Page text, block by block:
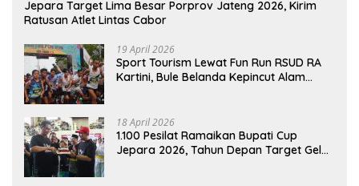
Jepara Target Lima Besar Porprov Jateng 2026, Kirim
Ratusan Atlet Lintas Cabor
19 April 2026
Sport Tourism Lewat Fun Run RSUD RA
Kartini, Bule Belanda Kepincut Alam
18 April 2026
1.100 Pesilat Ramaikan Bupati Cup
Jepara 2026, Tahun Depan Target Gelar